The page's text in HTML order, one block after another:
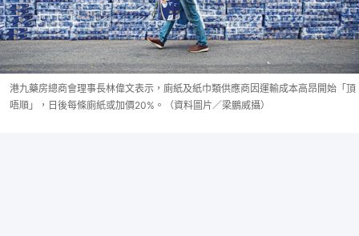
港九藥房總商會理事長林偉文表示，廁紙及紙巾類供應商因運輸成本高昂開始「頂
唔順」，日後每條廁紙或加價20%。（資料圖片／梁鵬威攝）